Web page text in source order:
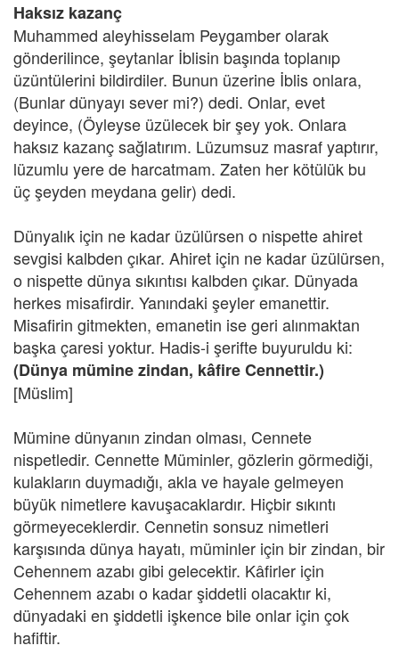
Haksız kazanç
Muhammed aleyhisselam Peygamber olarak
gönderilince, şeytanlar İblisin başında toplanıp
üzüntülerini bildirdiler. Bunun üzerine İblis onlara,
(Bunlar dünyayı sever mi?) dedi. Onlar, evet
deyince, (Öyleyse üzülecek bir şey yok. Onlara
haksız kazanç sağlatırım. Lüzumsuz masraf yaptırır,
lüzumlu yere de harcatmam. Zaten her kötülük bu
üç şeyden meydana gelir) dedi.
Dünyalık için ne kadar üzülürsen o nispette ahiret
sevgisi kalbden çıkar. Ahiret için ne kadar üzülürsen,
o nispette dünya sıkıntısı kalbden çıkar. Dünyada
herkes misafirdir. Yanındaki şeyler emanettir.
Misafirin gitmekten, emanetin ise geri alınmaktan
başka çaresi yoktur. Hadis-i şerifte buyuruldu ki:
(Dünya mümine zindan, kâfire Cennettir.)
[Müslim]
Mümine dünyanın zindan olması, Cennete
nispetledir. Cennette Müminler, gözlerin görmediği,
kulakların duymadığı, akla ve hayale gelmeyen
büyük nimetlere kavuşacaklardır. Hiçbir sıkıntı
görmeyeceklerdir. Cennetin sonsuz nimetleri
karşısında dünya hayatı, müminler için bir zindan, bir
Cehennem azabı gibi gelecektir. Kâfirler için
Cehennem azabı o kadar şiddetli olacaktır ki,
dünyadaki en şiddetli işkence bile onlar için çok
hafiftir.